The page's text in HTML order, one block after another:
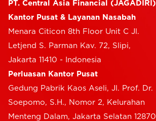
PT. Central Asia Financial (JAGADIRI)
Kantor Pusat & Layanan Nasabah
Menara Citicon 8th Floor Unit C Jl.
Letjend S. Parman Kav. 72, Slipi,
Jakarta 11410 - Indonesia
Perluasan Kantor Pusat
Gedung Pabrik Kaos Aseli, Jl. Prof. Dr.
Soepomo, S.H., Nomor 2, Kelurahan
Menteng Dalam, Jakarta Selatan 12870